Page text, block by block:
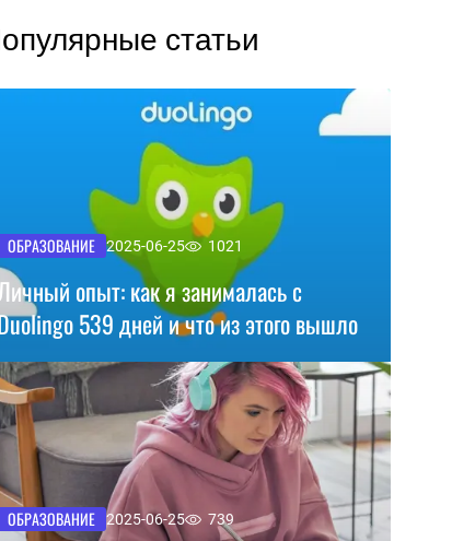
статьи
ОБРАЗОВАНИЕ 2025-06-25 1021
опыт: как я занималась c
539 дней и что из этого вышло
ОБРАЗОВАНИЕ 2025-06-25 739